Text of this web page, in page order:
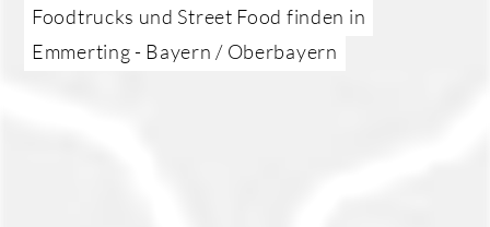
Foodtrucks und Street Food finden in
Emmerting - Bayern / Oberbayern